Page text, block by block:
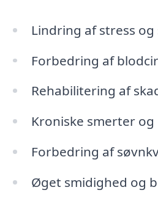
Lindring af stress
Forbedring af
Rehabilitering af
Kroniske smerter
Forbedring af
Øget smidighed og